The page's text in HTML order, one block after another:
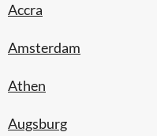
Accra
Amsterdam
Athen
Augsburg